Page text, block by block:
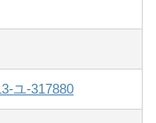
ユ-317880